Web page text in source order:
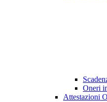
Oneri
Attestazioni